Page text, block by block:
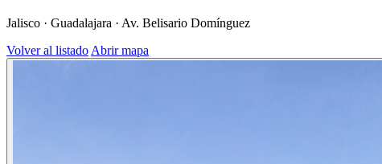
Jalisco · Guadalajara · Av. Belisario Domínguez
Volver al listado Abrir mapa